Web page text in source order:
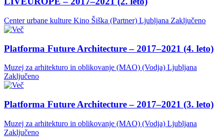
Center urbane kulture Kino Šiška (Partner) Ljubljana Zaključeno
Platforma Future Architecture – 2017–2021 (4. leto)
Muzej za arhitekturo in oblikovanje (MAO) (Vodja) Ljubljana
Zaključeno
Platforma Future Architecture – 2017–2021 (3. leto)
Muzej za arhitekturo in oblikovanje (MAO) (Vodja) Ljubljana
Zaključeno